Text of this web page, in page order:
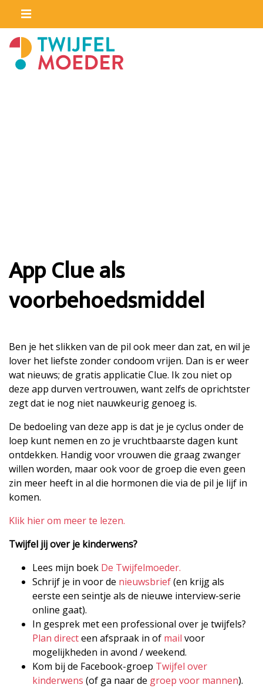
App Clue als
voorbehoedsmiddel
Ben je het slikken van de pil ook meer dan zat, en wil je
lover het liefste zonder condoom vrijen. Dan is er weer
wat nieuws; de gratis applicatie Clue. Ik zou niet op
deze app durven vertrouwen, want zelfs de oprichtster
zegt dat ie nog niet nauwkeurig genoeg is.
De bedoeling van deze app is dat je je cyclus onder de
loep kunt nemen en zo je vruchtbaarste dagen kunt
ontdekken. Handig voor vrouwen die graag zwanger
willen worden, maar ook voor de groep die even geen
zin meer heeft in al die hormonen die via de pil je lijf in
komen.
Klik hier om meer te lezen.
Twijfel jij over je kinderwens?
Lees mijn boek De Twijfelmoeder.
Schrijf je in voor de nieuwsbrief(en krijg als
eerste een seintje als de nieuwe interview-serie
online gaat).
In gesprek met een professional over je twijfels?
Plan directeen afspraak in of mail voor
mogelijkheden in avond / weekend.
Kom bij de Facebook-groep Twijfel over
kinderwens (of ga naar de groep voor mannen).